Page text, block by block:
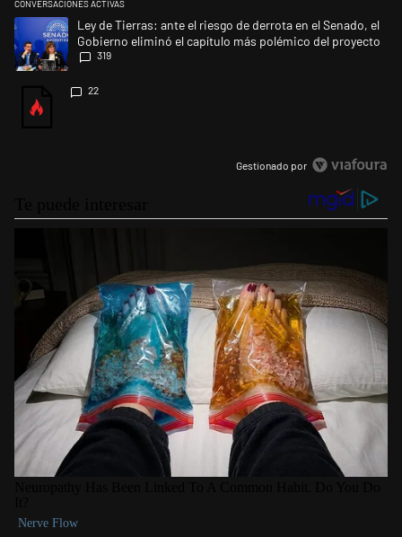
CONVERSACIONES ACTIVAS
Este listado muestra los artículos con más comentarios en los últimos
Un artículo de tendencia con el título "Ley de Tierras: ante el riesgo
Ley de Tierras: ante el riesgo de derrota en el Senado, el
Gobierno eliminó el capítulo más polémico del proyecto
319
Un artículo de tendencia con el título "" con 22 comentarios.
22
Gestionado por